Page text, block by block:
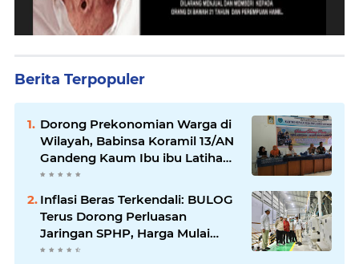
Berita Terpopuler
Dorong Prekonomian Warga di
Wilayah, Babinsa Koramil 13/AN
Gandeng Kaum Ibu ibu Latihan
Jahit Menjahit
Inflasi Beras Terkendali: BULOG
Terus Dorong Perluasan
Jaringan SPHP, Harga Mulai
Turun di Ratusan Daerah